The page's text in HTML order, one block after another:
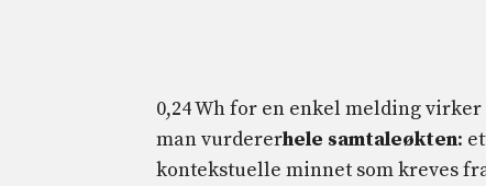
0,24 Wh for en enkel melding
man vurdererhele samtaleøkten:
kontekstuelle minnet som kreves